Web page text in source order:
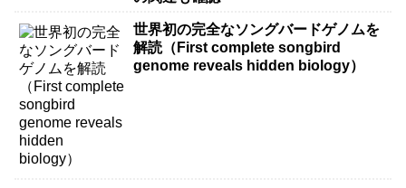
世界初の完全なソングバードゲノムを
解読（First complete songbird
genome reveals hidden biology）